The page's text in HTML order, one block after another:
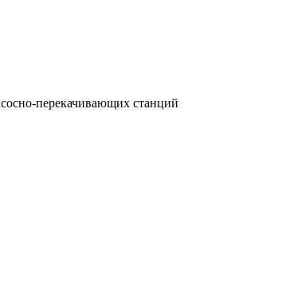
перекачивающих станций